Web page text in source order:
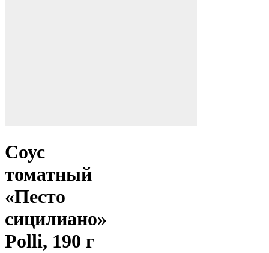
Соус
томатный
«Песто
сицилиано»
Polli, 190 г